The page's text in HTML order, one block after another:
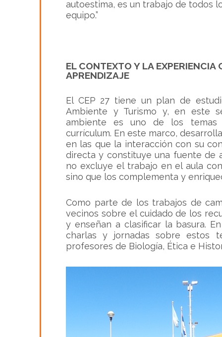
autoestima, es un trabajo de todos
equipo.”
EL CONTEXTO Y LA EXPERIENCIA
APRENDIZAJE
El CEP 27 tiene un plan de
Ambiente y Turismo y, en este
ambiente es uno de los temas
currículum. En este marco,
en las que la interacción con su
directa y constituye una fuente de
no excluye el trabajo en el aula
sino que los complementa y
Como parte de los trabajos de
vecinos sobre el cuidado de los
y enseñan a clasificar la basura.
charlas y jornadas sobre estos
profesores de Biología, Ética e